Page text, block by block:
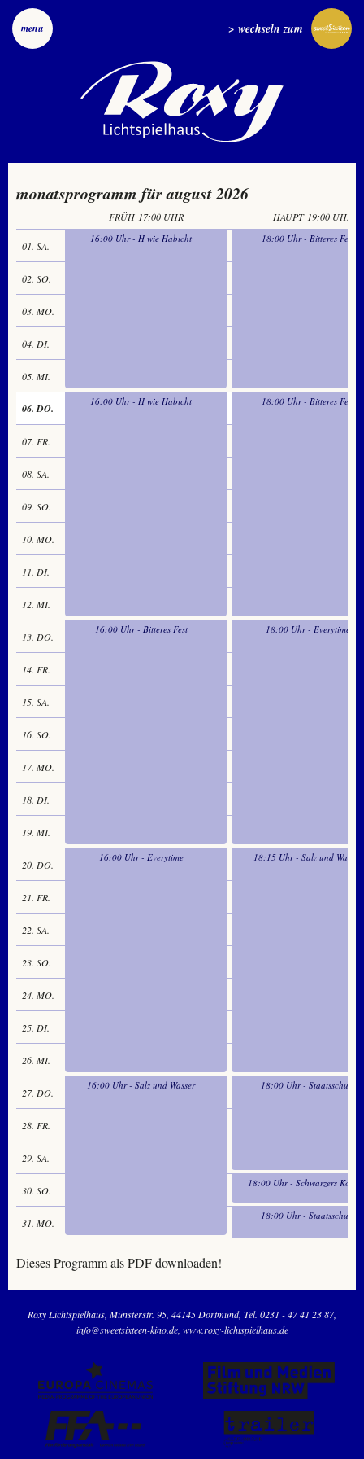
menu > wechseln zum
monatsprogramm für august 2026
FRÜH 17:00 UHR HAUPT 19:00 UHR
01. SA.
16:00 Uhr - H wie Habicht 18:00 Uhr - Bitteres Fest
02. SO.
03. MO.
04. DI.
05. MI.
06. DO. 16:00 Uhr - H wie Habicht 18:00 Uhr - Bitteres Fest
07. FR.
08. SA.
09. SO.
10. MO.
11. DI.
12. MI.
13. DO.
16:00 Uhr - Bitteres Fest 18:00 Uhr - Everytime
14. FR.
15. SA.
16. SO.
17. MO.
18. DI.
19. MI.
20. DO.
16:00 Uhr - Everytime 18:15 Uhr - Salz und Wasser
21. FR.
22. SA.
23. SO.
24. MO.
25. DI.
26. MI.
27. DO.
16:00 Uhr - Salz und Wasser 18:00 Uhr - Staatsschutz
28. FR.
29. SA.
30. SO.
18:00 Uhr - Schwarzers
31. MO.
18:00 Uhr - Staatsschutz
Dieses Programm als PDF downloaden!
Roxy Lichtspielhaus Münsterstr. 95 44145 Dortmund Tel. 0231 - 47 41 23 87
info@sweetsixteen-kino.de www.roxy-lichtspielhaus.de